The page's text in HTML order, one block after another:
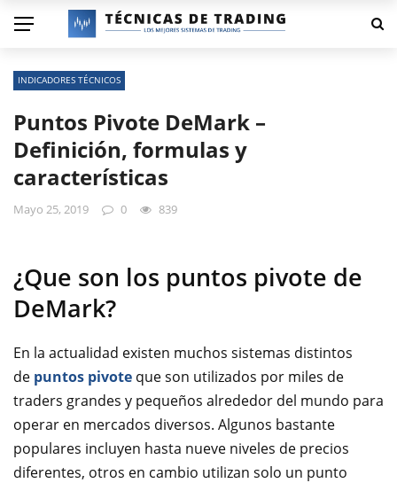
INDICADORES TÉCNICOS
Puntos Pivote DeMark –
Definición, formulas y
características
Mayo 25, 2019 0 839
¿Que son los puntos pivote de
DeMark?
En la actualidad existen muchos sistemas distintos
de puntos pivote que son utilizados por miles de
traders grandes y pequeños alrededor del mundo para
operar en mercados diversos. Algunos bastante
populares incluyen hasta nueve niveles de precios
diferentes, otros en cambio utilizan solo un punto